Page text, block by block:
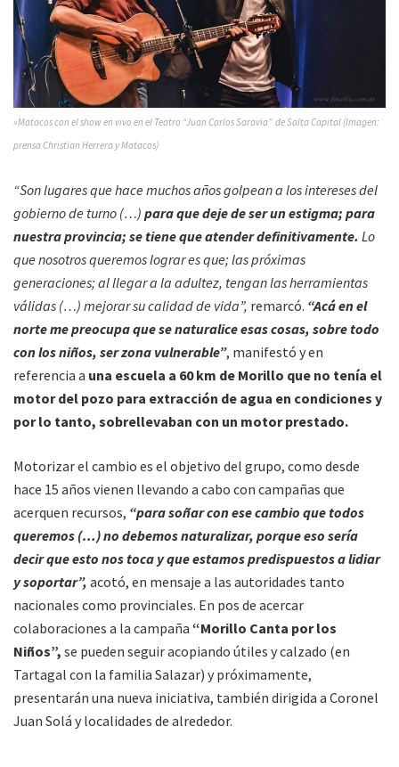
»Matacos con el show en vivo en el Teatro “Juan Carlos Saravia” de Salta Capital (Imagen:
prensa Christian Herrera y Matacos)
“Son lugares que hace muchos años golpean a los intereses del
gobierno de turno (…) para que deje de ser un estigma; para
nuestra provincia; se tiene que atender definitivamente. Lo
que nosotros queremos lograr es que; las próximas
generaciones; al llegar a la adultez, tengan las herramientas
válidas (…) mejorar su calidad de vida”, remarcó. “Acá en el
norte me preocupa que se naturalice esas cosas, sobre todo
con los niños, ser zona vulnerable”, manifestó y en
referencia a una escuela a 60 km de Morillo que no tenía el
motor del pozo para extracción de agua en condiciones y
por lo tanto, sobrellevaban con un motor prestado.
Motorizar el cambio es el objetivo del grupo, como desde
hace 15 años vienen llevando a cabo con campañas que
acerquen recursos, “para soñar con ese cambio que todos
queremos (…) no debemos naturalizar, porque eso sería
decir que esto nos toca y que estamos predispuestos a lidiar
y soportar”, acotó, en mensaje a las autoridades tanto
nacionales como provinciales. En pos de acercar
colaboraciones a la campaña “Morillo Canta por los
Niños”, se pueden seguir acopiando útiles y calzado (en
Tartagal con la familia Salazar) y próximamente,
presentarán una nueva iniciativa, también dirigida a Coronel
Juan Solá y localidades de alrededor.